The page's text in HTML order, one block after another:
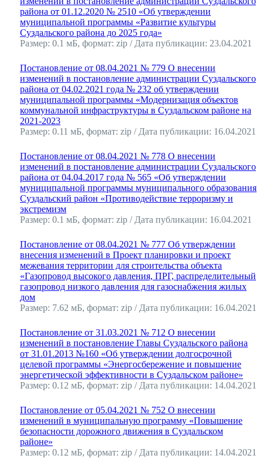
района от 01.12.2020 № 2510 «Об утверждении
муниципальной программы «Развитие культуры
Суздальского района до 2025 года»
Размер: 0.1 мБ, формат: zip / Дата публикации: 23.04.2021
Постановление от 08.04.2021 № 779 О внесении
изменений в постановление администрации Суздальского
района от 04.02.2021 года № 232 об утверждении
муниципальной программы «Модернизация объектов
коммунальной инфраструктуры в Суздальском районе на
2021-2023
Размер: 0.11 мБ, формат: zip / Дата публикации: 16.04.2021
Постановление от 08.04.2021 № 778 О внесении
изменений в постановление администрации Суздальского
района от 04.04.2017 года № 565 «Об утверждении
муниципальной программы муниципального образования
Суздальский район «Противодействие терроризму и
экстремизм
Размер: 0.1 мБ, формат: zip / Дата публикации: 16.04.2021
Постановление от 08.04.2021 № 777 Об утверждении
внесения изменений в Проект планировки и проект
межевания территории для строительства объекта
«Газопровод высокого давления, ПРГ, распределительный
газопровод низкого давления для газоснабжения жилых
дом
Размер: 7.62 мБ, формат: zip / Дата публикации: 16.04.2021
Постановление от 31.03.2021 № 712 О внесении
изменений в постановление Главы Суздальского района
от 31.01.2013 №160 «Об утверждении долгосрочной
целевой программы «Энергосбережение и повышение
энергетической эффективности в Суздальском районе»
Размер: 0.12 мБ, формат: zip / Дата публикации: 14.04.2021
Постановление от 05.04.2021 № 752 О внесении
изменений в муниципальную программу «Повышение
безопасности дорожного движения в Суздальском
районе»
Размер: 0.12 мБ, формат: zip / Дата публикации: 14.04.2021